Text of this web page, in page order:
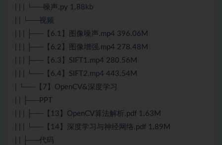
| | | └──噪声.py 1.88kb
| | └──视频
| | | ├──【6.1】图像噪声.mp4 396.06M
| | | ├──【6.2】图像增强.mp4 278.48M
| | | ├──【6.3】SIFT1.mp4 280.56M
| | | └──【6.4】SIFT2.mp4 443.54M
| └──【7】OpenCV&深度学习
| | ├──PPT
| | | ├──【13】OpenCV算法解析.pdf 1.63M
| | | └──【14】深度学习与神经网络.pdf 1.89M
| | ├──代码